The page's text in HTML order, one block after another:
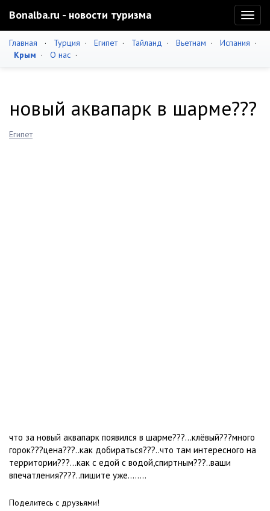
Bonalba.ru - новости туризма
Главная · Турция · Египет· Тайланд · Вьетнам · Испания ·
Крым · О нас ·
новый аквапарк в шарме???
Египет
что за новый аквапарк появился в шарме???...клёвый???много
горок???цена???..как добираться???..что там интересного на
территории???...как с едой с водой,спиртным???..ваши
впечатления????..пишите уже........
Поделитесь с друзьями!